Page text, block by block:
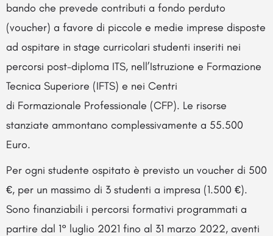
bando che prevede contributi a fondo perduto
(voucher) a favore di piccole e medie imprese disposte
ad ospitare in stage curricolari studenti inseriti nei
percorsi post-diploma ITS, nell’Istruzione e Formazione
Tecnica Superiore (IFTS) e nei Centri
di Formazionale Professionale (CFP). Le risorse
stanziate ammontano complessivamente a 55.500
Euro.
Per ogni studente ospitato è previsto un voucher di 500
€, per un massimo di 3 studenti a impresa (1.500 €).
Sono finanziabili i percorsi formativi programmati a
partire dal 1° luglio 2021 fino al 31 marzo 2022, aventi